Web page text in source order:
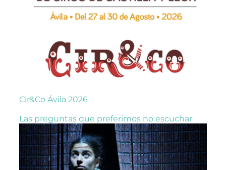
Cir&Co Ávila 2026
Las preguntas que preferimos no escuchar